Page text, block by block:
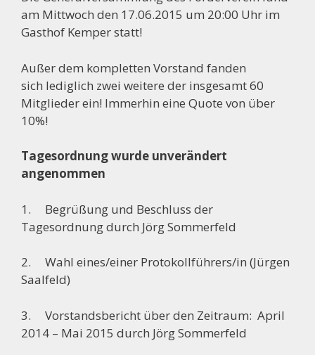
am Mittwoch den 17.06.2015 um 20:00 Uhr im
Gasthof Kemper statt!
Außer dem kompletten Vorstand fanden
sich lediglich zwei weitere der insgesamt 60
Mitglieder ein! Immerhin eine Quote von über
10%!
Tagesordnung wurde unverändert
angenommen
1. Begrüßung und Beschluss der
Tagesordnung durch Jörg Sommerfeld
2. Wahl eines/einer Protokollführers/in (Jürgen
Saalfeld)
3. Vorstandsbericht über den Zeitraum: April
2014 – Mai 2015 durch Jörg Sommerfeld